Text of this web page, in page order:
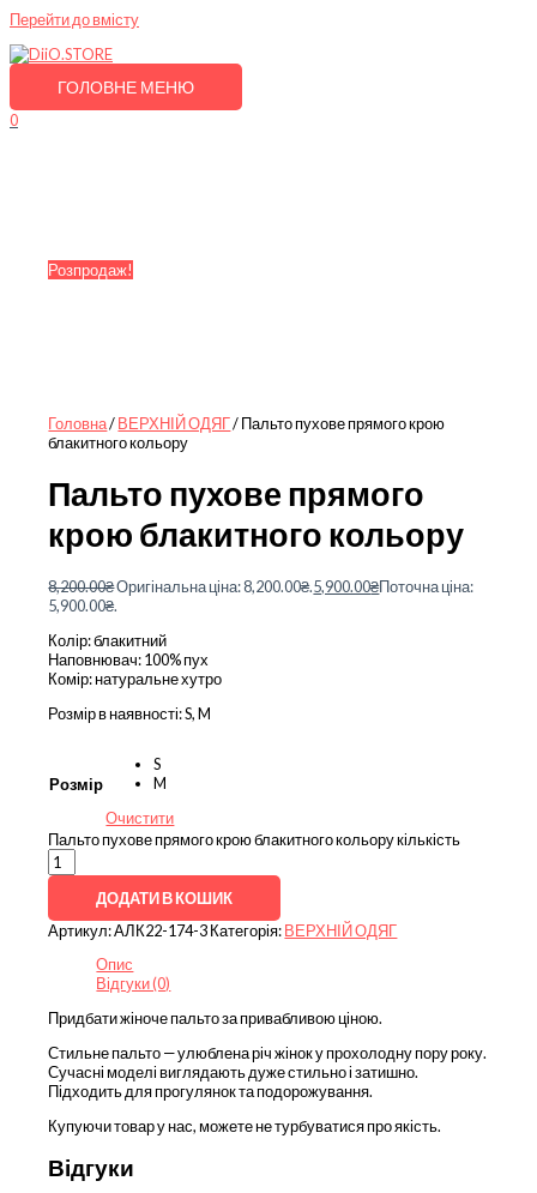
Перейти до вмісту
ГОЛОВНЕ МЕНЮ
0
Розпродаж!
Головна/ВЕРХНІЙ ОДЯГ/ Пальто пухове прямого крою
блакитного кольору
Пальто пухове прямого
крою блакитного кольору
8,200.00₴Оригінальна ціна: 8,200.00₴.5,900.00₴Поточна ціна:
5,900.00₴.
Колір: блакитний
Наповнювач: 100% пух
Комір: натуральне хутро
Розмір в наявності: S, M
Розмір
S
M
Очистити
Пальто пухове прямого крою блакитного кольору кількість
ДОДАТИ В КОШИК
Артикул:АЛК22-174-3Категорія:ВЕРХНІЙ ОДЯГ
Опис
Відгуки (0)
Придбати жіноче пальто за привабливою ціною.
Стильне пальто — улюблена річ жінок у прохолодну пору року.
Сучасні моделі виглядають дуже стильно і затишно.
Підходить для прогулянок та подорожування.
Купуючи товар у нас, можете не турбуватися про якість.
Відгуки